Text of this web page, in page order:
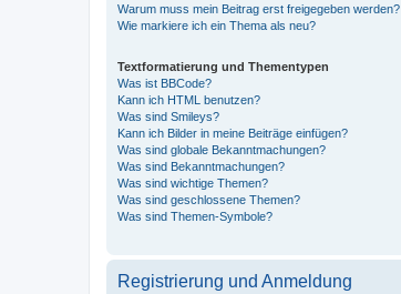
Warum muss mein Beitrag erst freigegeben werden?
Wie markiere ich ein Thema als neu?
Textformatierung und Thementypen
Was ist BBCode?
Kann ich HTML benutzen?
Was sind Smileys?
Kann ich Bilder in meine Beiträge einfügen?
Was sind globale Bekanntmachungen?
Was sind Bekanntmachungen?
Was sind wichtige Themen?
Was sind geschlossene Themen?
Was sind Themen-Symbole?
Registrierung und Anmeldung